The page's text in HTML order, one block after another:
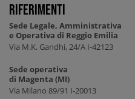
Riferimenti
Sede Legale, Amministrativa
e Operativa di Reggio Emilia
Via M.K. Gandhi, 24/A I-42123
Sede operativa
di Magenta (MI)
Via Milano 89/91 I-20013